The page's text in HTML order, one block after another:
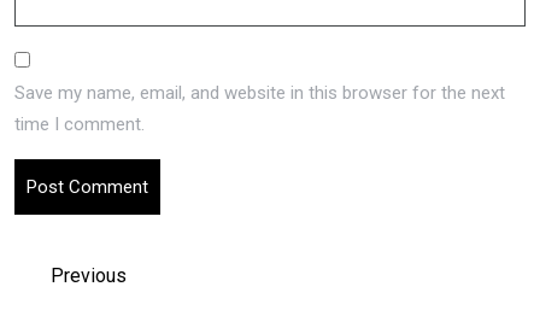
Save my name, email, and website in this browser for the next
time I comment.
Previous